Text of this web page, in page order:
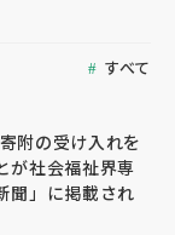
すべて
附の受け入れを
が社会福祉界専
聞」に掲載され